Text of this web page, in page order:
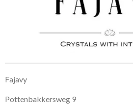
Fajavy
Pottenbakkersweg 9